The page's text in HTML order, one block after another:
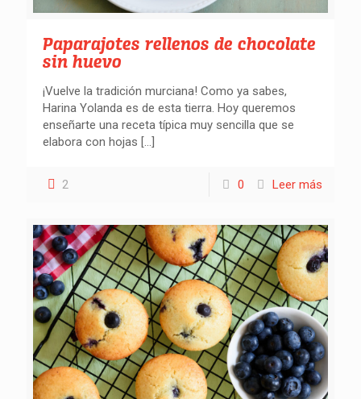
Paparajotes rellenos de chocolate
sin huevo
¡Vuelve la tradición murciana! Como ya sabes,
Harina Yolanda es de esta tierra. Hoy queremos
enseñarte una receta típica muy sencilla que se
elabora con hojas […]
2 0 Leer más